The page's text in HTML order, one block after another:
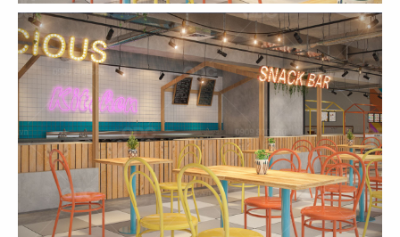
THE STREET
CN Lê Văn Sỹ - Quận 3
THE STREET
CN Nguyễn Thái Bình - Q.1
69
THE STREET
Pasteur Q.3
70
THE STREET
CN Nguyễn Thị Minh Khai -Q.3